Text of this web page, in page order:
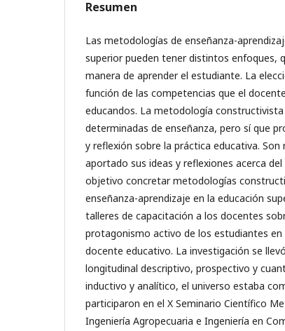
Resumen
Las metodologías de enseñanza-
superior pueden tener distintos enfoques,
manera de aprender el estudiante. La
función de las competencias que el
educandos. La metodología
determinadas de enseñanza, pero sí que
y reflexión sobre la práctica educativa.
aportado sus ideas y reflexiones acerca
objetivo concretar metodologías
enseñanza-aprendizaje en la educación
talleres de capacitación a los docentes
protagonismo activo de los estudiantes en
docente educativo. La investigación se
longitudinal descriptivo, prospectivo y
inductivo y analítico, el universo estaba
participaron en el X Seminario Científico
Ingeniería Agropecuaria e Ingeniería en